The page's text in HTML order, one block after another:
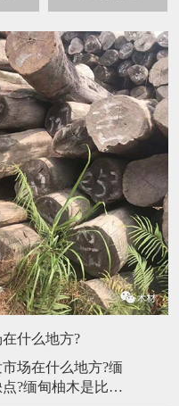
什么地方?
场在什么地方?缅
?缅甸柚木是比较